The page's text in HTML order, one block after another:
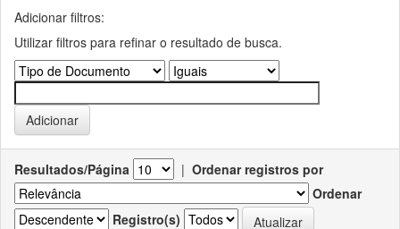
Adicionar filtros:
Utilizar filtros para refinar o resultado de busca.
Resultados/Página | Ordenar registros por
Ordenar
Registro(s)